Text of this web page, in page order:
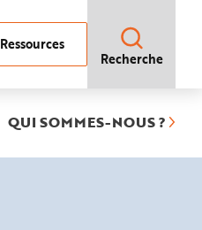
Ressources
Recherche
QUI SOMMES-NOUS ?